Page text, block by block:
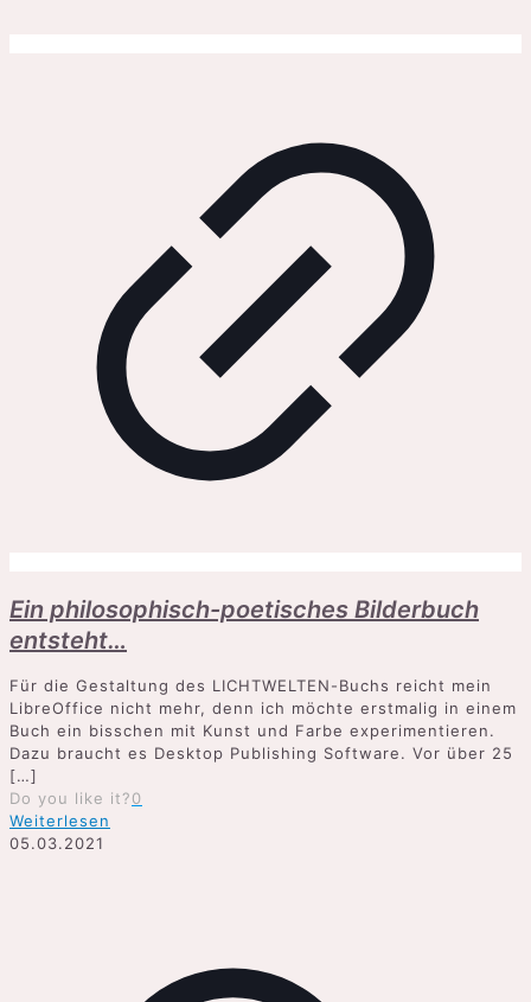
Ein philosophisch-poetisches Bilderbuch
entsteht…
Für die Gestaltung des LICHTWELTEN-Buchs reicht mein
LibreOffice nicht mehr, denn ich möchte erstmalig in einem
Buch ein bisschen mit Kunst und Farbe experimentieren.
Dazu braucht es Desktop Publishing Software. Vor über 25
[…]
Do you like it?0
Weiterlesen
05.03.2021